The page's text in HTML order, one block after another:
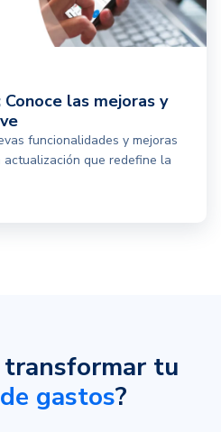
las mejoras y
funcionalidades y mejoras
que redefine la
transformar tu
gastos?